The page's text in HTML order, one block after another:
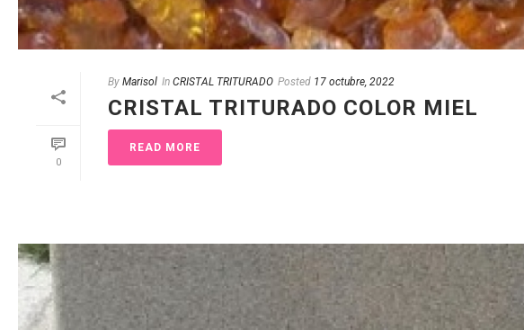
0
By Marisol In CRISTAL TRITURADO Posted 17 octubre, 2022
CRISTAL TRITURADO COLOR MIEL
READ MORE